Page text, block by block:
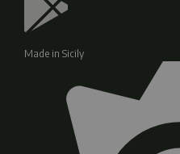
Made in Sicily